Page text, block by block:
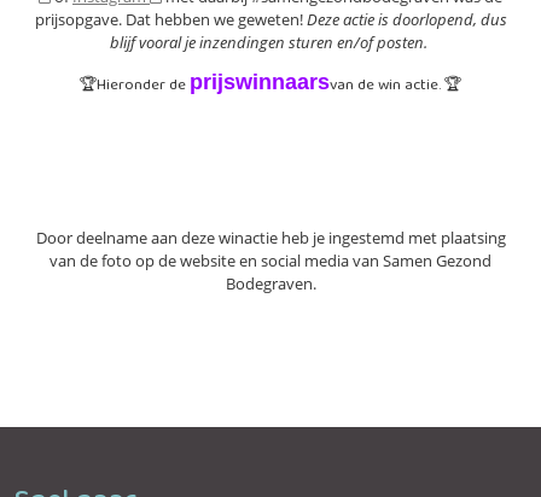
prijsopgave. Dat hebben we geweten!Deze actie is doorlopend, dus
blijf vooral je inzendingen sturen en/of posten.
🏆Hieronder de prijswinnaarsvan de win actie. 🏆
Door deelname aan deze winactie heb je ingestemd met plaatsing
van de foto op de website en social media van Samen Gezond
Bodegraven.